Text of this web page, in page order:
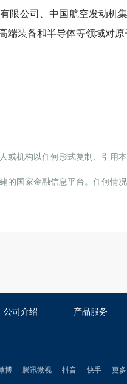
限公司、中国航空发动机
装备和半导体等领域对原
或机构以任何形式复制、引用本
的国家金融信息平台。任何情
公司介绍 产品服务
博 腾讯微视 抖音 快手 更多